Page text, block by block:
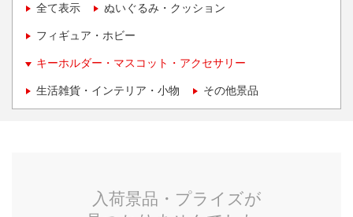
全て表示 ぬいぐるみ・クッション
フィギュア・ホビー
キーホルダー・マスコット・アクセサリー
生活雑貨・インテリア・小物 その他景品